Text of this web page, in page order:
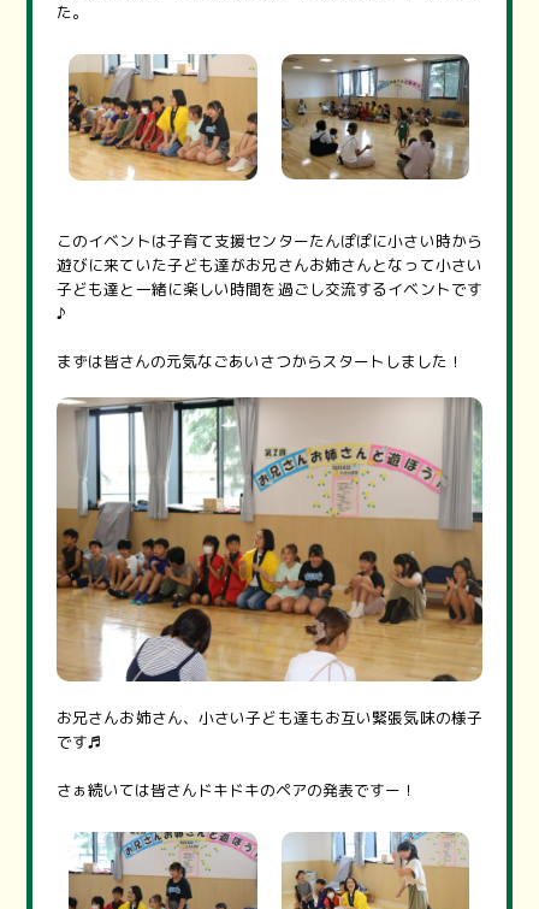
た。
このイベントは子育て支援センターたんぽぽに小さい時から
遊びに来ていた子ども達がお兄さんお姉さんとなって小さい
子ども達と一緒に楽しい時間を過ごし交流するイベントです
♪
まずは皆さんの元気なごあいさつからスタートしました！
お兄さんお姉さん、小さい子ども達もお互い緊張気味の様子
です♬
さぁ続いては皆さんドキドキのペアの発表ですー！